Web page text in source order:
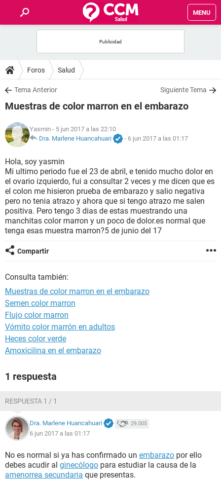
MENU
FOROS
SALUD
NUTRICIÓN
BIENESTAR
SEXUALIDAD
GLOSARIO
Foros Salud
Tema Anterior Siguiente Tema
Muestras de color marron en el embarazo
Yasmin - 5 jun 2017 a las 22:10
Dra. Marlene Huancahuari
- 6 jun 2017 a las 01:17
Hola, soy yasmin
Mi ultimo periodo fue el 23 de abril, e tenido mucho dolor en
el ovario izquierdo, fui a consultar 2 veces y me dicen que es
el colon me hisieron prueba de embarazo y salio negativa
pero no tenia atrazo y ahora que si tengo atrazo me salen
positiva. Pero tengo 3 dias de estas muestrando una
manchitas color marron y un poco de dolor.es normal que
tenga esas muestra marron?5 de junio del 17
Compartir
Consulta también:
Muestras de color marron en el embarazo
Semen color marron
Flujo color marron
Vómito color marrón en adultos
Heces color verde
Amoxicilina en el embarazo
1 respuesta
RESPUESTA 1 / 1
Dra. Marlene Huancahuari 29.005
6 jun 2017 a las 01:17
No es normal si ya has confirmado un embarazo por ello
debes acudir al ginecólogo para estudiar la causa de la
amenorrea secundaria que presentas.